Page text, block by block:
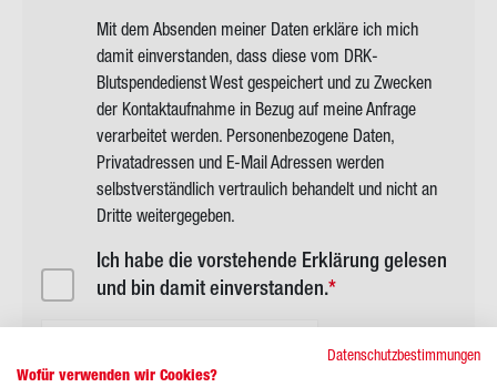
Ich habe die vorstehende Erklärung gelesen
und bin damit einverstanden.
Mit dem Absenden meiner Daten erkläre ich mich
damit einverstanden, dass diese vom DRK-
Blutspendedienst West gespeichert und zu Zwecken
der Kontaktaufnahme in Bezug auf meine Anfrage
verarbeitet werden. Personenbezogene Daten,
Privatadressen und E-Mail Adressen werden
selbstverständlich vertraulich behandelt und nicht an
Dritte weitergegeben.
Datenschutzbestimmungen
Wofür verwenden wir Cookies?